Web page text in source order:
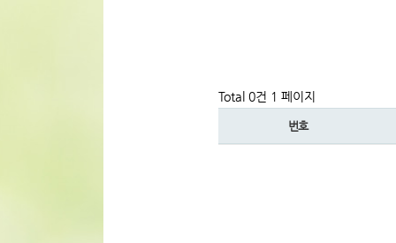
Total 0건 1 페이지
번호